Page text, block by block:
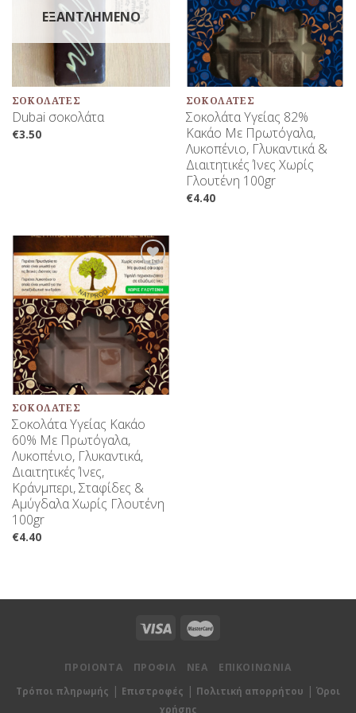
ΕΞΑΝΤΛΗΜΈΝΟ
ΣΟΚΟΛΆΤΕΣ
Dubai σοκολάτα
€3.50
ΣΟΚΟΛΆΤΕΣ
Σοκολάτα Υγείας 82%
Κακάο Με Πρωτόγαλα,
Λυκοπένιο, Γλυκαντικά &
Διαιτητικές Ίνες Χωρίς
Γλουτένη 100gr
€4.40
Προσθήκη
στη Λίστα
Αγαπημένων
ΣΟΚΟΛΆΤΕΣ
Σοκολάτα Υγείας Κακάο
60% Με Πρωτόγαλα,
Λυκοπένιο, Γλυκαντικά,
Διαιτητικές Ίνες,
Κράνμπερι, Σταφίδες &
Αμύγδαλα Χωρίς Γλουτένη
100gr
€4.40
ΠΡΟΙΟΝΤΑ ΠΡΟΦΙΛ ΝΕΑ ΕΠΙΚΟΙΝΩΝΙΑ
Τρόποι πληρωμής | Επιστροφές | Πολιτική απορρήτου | Όροι
χρήσης